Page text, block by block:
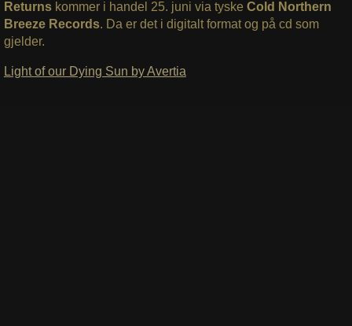
Returns kommer i handel 25. juni via tyske Cold Northern
Breeze Records. Da er det i digitalt format og på cd som
gjelder.
Light of our Dying Sun by Avertia